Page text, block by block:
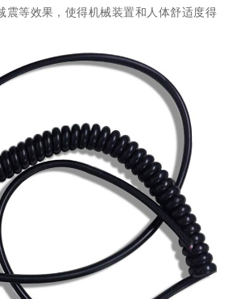
震等效果，使得机械装置和人体舒适度得